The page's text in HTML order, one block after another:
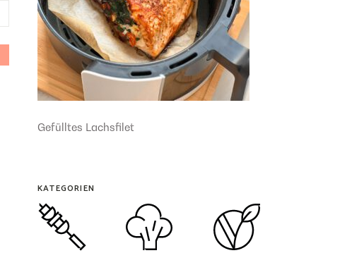
Gefülltes Lachsfilet
KATEGORIEN